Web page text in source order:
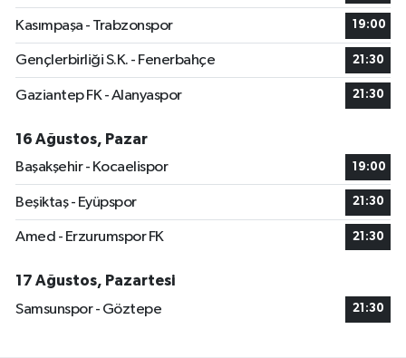
Kasımpaşa - Trabzonspor 19:00
Gençlerbirliği S.K. - Fenerbahçe 21:30
Gaziantep FK - Alanyaspor 21:30
16 Ağustos, Pazar
Başakşehir - Kocaelispor
19:00
Beşiktaş - Eyüpspor 21:30
Amed - Erzurumspor FK 21:30
17 Ağustos, Pazartesi
Samsunspor - Göztepe
21:30